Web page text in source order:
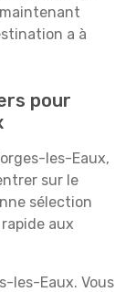
a à
pour
les-Eaux,
sur le
sélection
aux
les-Eaux. Vous